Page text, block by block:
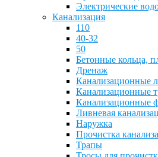
Электрические
Канализация
110
40-32
50
Бетонные кольца,
Дренаж
Канализационные
Канализационные
Канализационные
Ливневая
Наружка
Прочистка
Трапы